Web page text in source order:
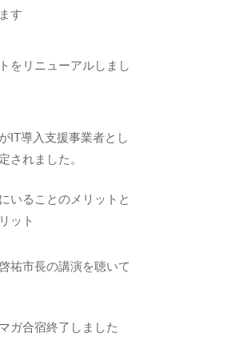
す
をリニューアルしまし
IT導入支援事業者とし
されました。
いることのメリットと
ット
祐市長の講演を聴いて
ガ合宿終了しました